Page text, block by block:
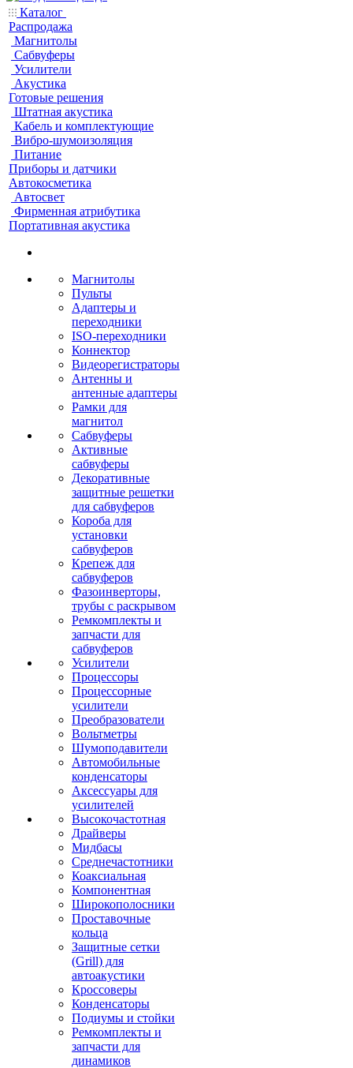
Каталог
Распродажа
Магнитолы
Сабвуферы
Усилители
Акустика
Готовые решения
Штатная акустика
Кабель и комплектующие
Вибро-шумоизоляция
Питание
Приборы и датчики
Автокосметика
Автосвет
Фирменная атрибутика
Портативная акустика
Магнитолы
Пульты
Адаптеры и
переходники
ISO-переходники
Коннектор
Видеорегистраторы
Антенны и
антенные адаптеры
Рамки для
магнитол
Сабвуферы
Активные
сабвуферы
Декоративные
защитные решетки
для сабвуферов
Короба для
установки
сабвуферов
Крепеж для
сабвуферов
Фазоинверторы,
трубы с раскрывом
Ремкомплекты и
запчасти для
сабвуферов
Усилители
Процессоры
Процессорные
усилители
Преобразователи
Вольтметры
Шумоподавители
Автомобильные
конденсаторы
Аксессуары для
усилителей
Высокочастотная
Драйверы
Мидбасы
Среднечастотники
Коаксиальная
Компонентная
Широкополосники
Проставочные
кольца
Защитные сетки
(Grill) для
автоакустики
Кроссоверы
Конденсаторы
Подиумы и стойки
Ремкомплекты и
запчасти для
динамиков